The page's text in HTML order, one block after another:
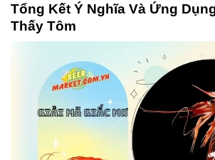
Tổng Kết Ý Nghĩa Và Ứng
Thấy Tôm